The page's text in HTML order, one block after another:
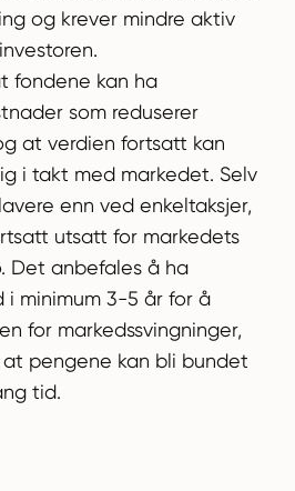
og krever mindre aktiv
fondene kan ha
som reduserer
at verdien fortsatt kan
i takt med markedet. Selv
enn ved enkeltaksjer,
utsatt for markedets
Det anbefales å ha
i minimum 3-5 år for å
for markedssvingninger,
pengene kan bli bundet
tid.